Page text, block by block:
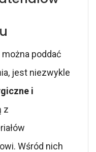
poddać
jest niezwykle
i
z
Wśród nich